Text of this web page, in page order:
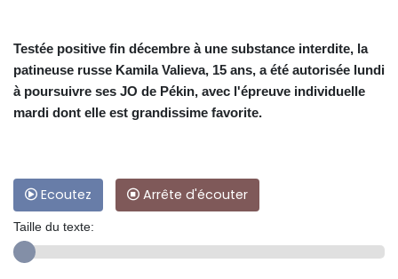
Testée positive fin décembre à une substance interdite, la
patineuse russe Kamila Valieva, 15 ans, a été autorisée lundi
à poursuivre ses JO de Pékin, avec l'épreuve individuelle
mardi dont elle est grandissime favorite.
Ecoutez Arrête d'écouter
Taille du texte: